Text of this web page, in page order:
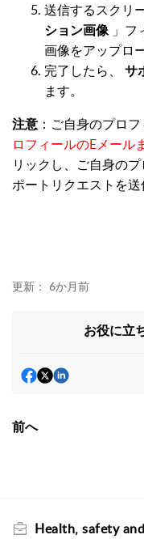
送信するスクリ
ション画像」フ
画像をアップロ
完了したら、 サ
ます。
注意 ：ご自身のプロ
ロフィールのEメール
リックし、ご自身の
ポートリクエストを
更新： 6か月前
お役に立
前へ
Health, safety